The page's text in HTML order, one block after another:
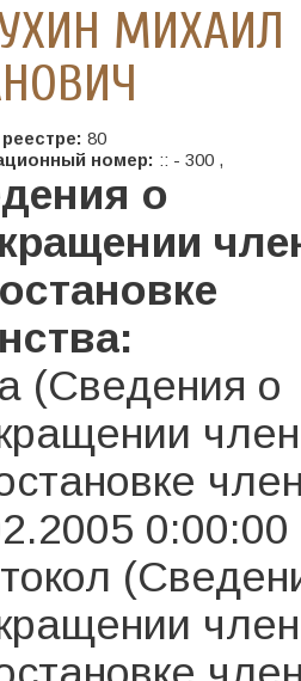
МИХАИЛ
80
номер: :: - 300 ,
о
(Сведения о
0:00:00